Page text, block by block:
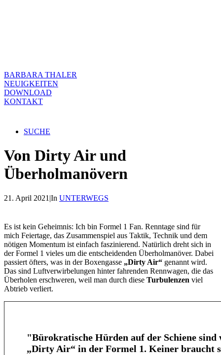
BARBARA THALER
NEUIGKEITEN
DOWNLOAD
KONTAKT
SUCHE
Von Dirty Air und
Überholmanövern
21. April 2021 |In UNTERWEGS
Es ist kein Geheimnis: Ich bin Formel 1 Fan. Renntage sind für
mich Feiertage, das Zusammenspiel aus Taktik, Technik und dem
nötigen Momentum ist einfach faszinierend. Natürlich dreht sich in
der Formel 1 vieles um die entscheidenden Überholmanöver. Dabei
passiert öfters, was in der Boxengasse „Dirty Air“ genannt wird.
Das sind Luftverwirbelungen hinter fahrenden Rennwagen, die das
Überholen erschweren, weil man durch diese Turbulenzen viel
Abtrieb verliert.
"Bürokratische Hürden auf der Schiene sind
„Dirty Air“ in der Formel 1. Keiner braucht